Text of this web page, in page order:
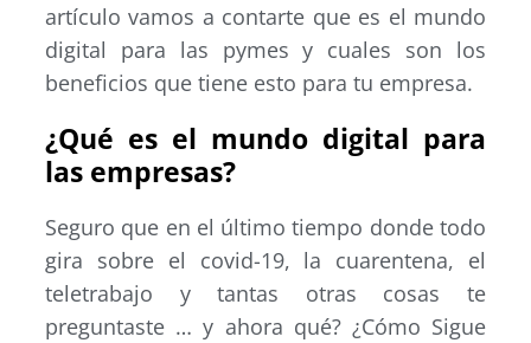
artículo vamos a contarte que es el mundo
digital para las pymes y cuales son los
beneficios que tiene esto para tu empresa.
¿Qué es el mundo digital para
las empresas?
Seguro que en el último tiempo donde todo
gira sobre el covid-19, la cuarentena, el
teletrabajo y tantas otras cosas te
preguntaste … y ahora qué? ¿Cómo Sigue